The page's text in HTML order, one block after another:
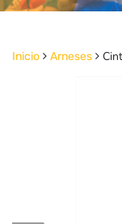
Inicio Arneses